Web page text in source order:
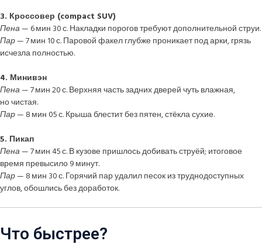
3. Кроссовер (compact SUV)
Пена— 6 мин 30 с. Накладки порогов требуют дополнительной струи.
Пар— 7 мин 10 с. Паровой факел глубже проникает под арки, грязь
исчезла полностью.
4. Минивэн
Пена— 7 мин 20 с. Верхняя часть задних дверей чуть влажная,
но чистая.
Пар— 8 мин 05 с. Крыша блестит без пятен, стёкла сухие.
5. Пикап
Пена— 7 мин 45 с. В кузове пришлось добивать струёй; итоговое
время превысило 9 минут.
Пар— 8 мин 30 с. Горячий пар удалил песок из труднодоступных
углов, обошлись без доработок.
Что быстрее?